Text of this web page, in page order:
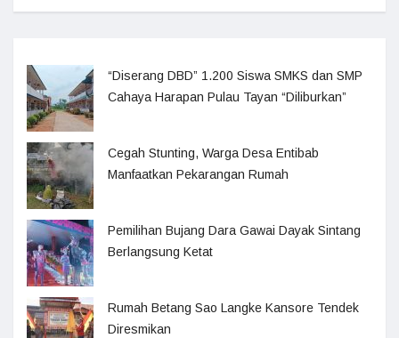
“Diserang DBD” 1.200 Siswa SMKS dan SMP
Cahaya Harapan Pulau Tayan “Diliburkan”
Cegah Stunting, Warga Desa Entibab
Manfaatkan Pekarangan Rumah
Pemilihan Bujang Dara Gawai Dayak Sintang
Berlangsung Ketat
Rumah Betang Sao Langke Kansore Tendek
Diresmikan